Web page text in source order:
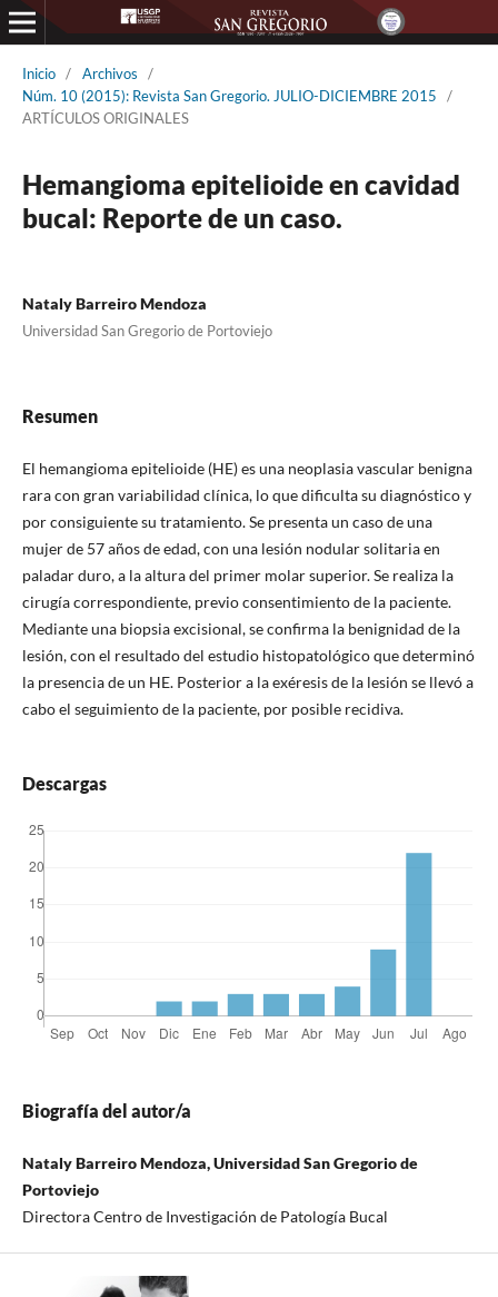
Inicio / Archivos
/
Núm. 10 (2015): Revista San Gregorio. JULIO-DICIEMBRE 2015
/
ARTÍCULOS ORIGINALES
Hemangioma epitelioide en cavidad
bucal: Reporte de un caso.
Nataly Barreiro Mendoza
Universidad San Gregorio de Portoviejo
Resumen
El hemangioma epitelioide (HE) es una neoplasia vascular benigna
rara con gran variabilidad clínica, lo que dificulta su diagnóstico y
por consiguiente su tratamiento. Se presenta un caso de una
mujer de 57 años de edad, con una lesión nodular solitaria en
paladar duro, a la altura del primer molar superior. Se realiza la
cirugía correspondiente, previo consentimiento de la paciente.
Mediante una biopsia excisional, se confirma la benignidad de la
lesión, con el resultado del estudio histopatológico que determinó
la presencia de un HE. Posterior a la exéresis de la lesión se llevó a
cabo el seguimiento de la paciente, por posible recidiva.
Descargas
Biografía del autor/a
Nataly Barreiro Mendoza, Universidad San Gregorio de
Portoviejo
Directora Centro de Investigación de Patología Bucal